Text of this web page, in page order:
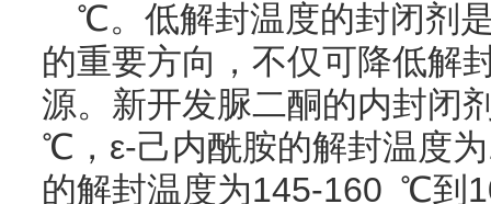
℃。低解封温度的封闭剂
的重要方向，不仅可降低解
源。新开发脲二酮的内封闭
℃，ε-己内酰胺的解封温度
的解封温度为145-160 ℃到